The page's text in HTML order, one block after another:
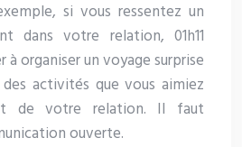
si vous ressentez un
dans votre relation, 01h11
organiser un voyage surprise
activités que vous aimiez
de votre relation. Il faut
ouverte.